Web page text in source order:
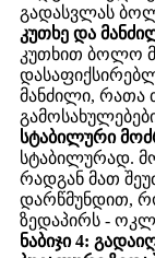
გადასვლას
კუთხე და
კუთხით ბოლო
მანძილი, რათა
სტაბილური
სტაბილურად.
რადგან მათ
დარწმუნდით,
ზედაპირს -
ნაბიჯი 4: